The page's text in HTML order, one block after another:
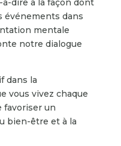
à-dire à la façon dont
événements dans
mentale
notre dialogue
dans la
vous vivez chaque
favoriser un
bien-être et à la